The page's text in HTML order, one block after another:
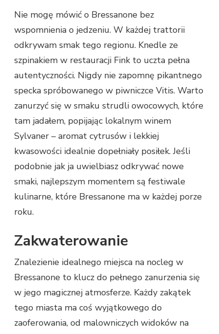
Nie mogę mówić o Bressanone bez
wspomnienia o jedzeniu. W każdej trattorii
odkrywam smak tego regionu. Knedle ze
szpinakiem w restauracji Fink to uczta pełna
autentyczności. Nigdy nie zapomnę pikantnego
specka spróbowanego w piwniczce Vitis. Warto
zanurzyć się w smaku strudli owocowych, które
tam jadałem, popijając lokalnym winem
Sylvaner – aromat cytrusów i lekkiej
kwasowości idealnie dopełniały posiłek. Jeśli
podobnie jak ja uwielbiasz odkrywać nowe
smaki, najlepszym momentem są festiwale
kulinarne, które Bressanone ma w każdej porze
roku.
Zakwaterowanie
Znalezienie idealnego miejsca na nocleg w
Bressanone to klucz do pełnego zanurzenia się
w jego magicznej atmosferze. Każdy zakątek
tego miasta ma coś wyjątkowego do
zaoferowania, od malowniczych widoków na